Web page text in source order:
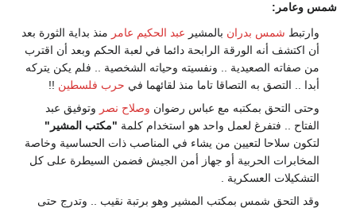
شمس وعامر:
وارتبط شمس بدران بالمشير عبد الحكيم عامر منذ بداية الثورة بعد
أن اكتشف أنه الورقة الرابحة دائما في لعبة الحكم وبعد أن اقترب
من صفاته الصعيدية .. ونفسيته وحياته الشخصية .. فلم يكن يتركه
أبدا .. التصق به التصاقا تاما منذ لقائهما في حرب فلسطين !!
وحتى التحق بمكتبه مع عباس رضوان وصلاح نصر وتوفيق عبد
الفتاح .. فتفرغ لعمل واحد هو استخدام كلمة "مكتب المشير"
لتكون سلاحا لتعيين من يشاء في المناصب ذات الحساسية وخاصة
المخابرات الحربية أو جهاز أمن الجيش فضمن السيطرة على كل
التشكيلات العسكرية .
وقد التحق شمس بمكتب المشير وهو برتبة نقيب .. وتدرج حتى